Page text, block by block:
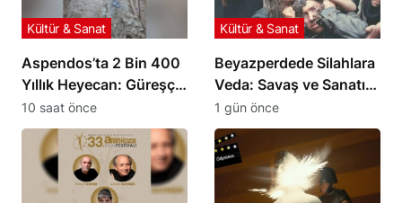
Aspendos’ta 2 Bin 400
Yıllık Heyecan: Güreşçi
Mezarı Gün Işığında
Kültür & Sanat
10 saat önce
Beyazperdede Silahlara
Veda: Savaş ve Sanatın
Yüzleşmesi
Kültür & Sanat
1 gün önce